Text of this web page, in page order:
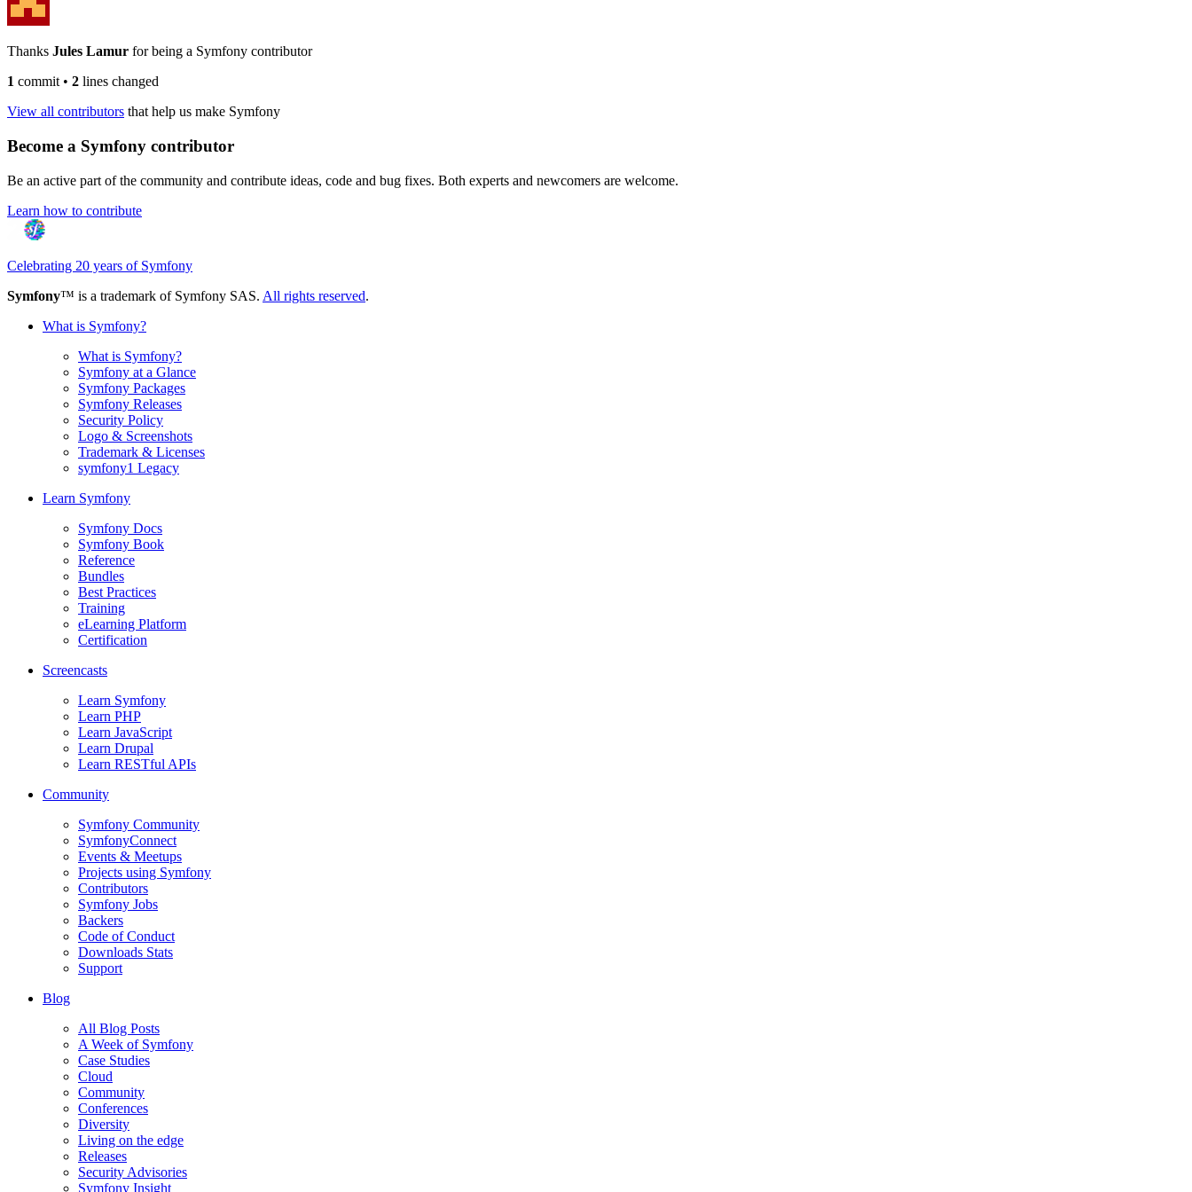
Thanks Jules Lamur for being a Symfony contributor
1 commit• 2 lines changed
View all contributors that help us make Symfony
Become a Symfony contributor
Be an active part of the community and contribute ideas, code and bug fixes. Both experts and newcomers are welcome.
Learn how to contribute
Celebrating 20 years of Symfony
Symfony™ is a trademark of Symfony SAS. All rights reserved.
What is Symfony?
What is Symfony?
Symfony at a Glance
Symfony Packages
Symfony Releases
Security Policy
Logo & Screenshots
Trademark & Licenses
symfony1 Legacy
Learn Symfony
Symfony Docs
Symfony Book
Reference
Bundles
Best Practices
Training
eLearning Platform
Certification
Screencasts
Learn Symfony
Learn PHP
Learn JavaScript
Learn Drupal
Learn RESTful APIs
Community
Symfony Community
SymfonyConnect
Events & Meetups
Projects using Symfony
Contributors
Symfony Jobs
Backers
Code of Conduct
Downloads Stats
Support
Blog
All Blog Posts
A Week of Symfony
Case Studies
Cloud
Community
Conferences
Diversity
Living on the edge
Releases
Security Advisories
Symfony Insight